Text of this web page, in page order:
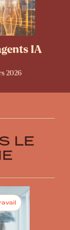
IA
2026
LE